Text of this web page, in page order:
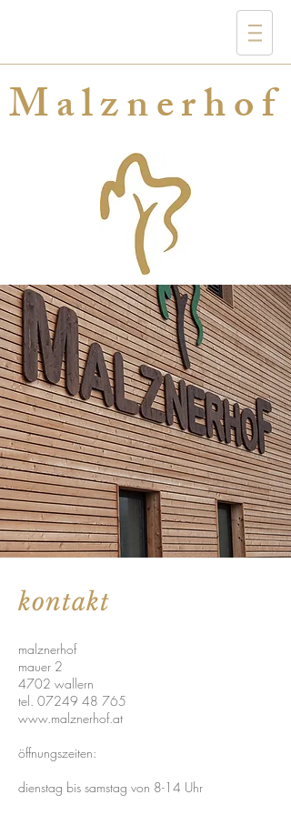
Malznerhof
kontakt
malznerhof
mauer 2
4702 wallern
tel. 07249 48 765
www.malznerhof.at
öffnungszeiten:
dienstag bis samstag von 8-14 Uhr